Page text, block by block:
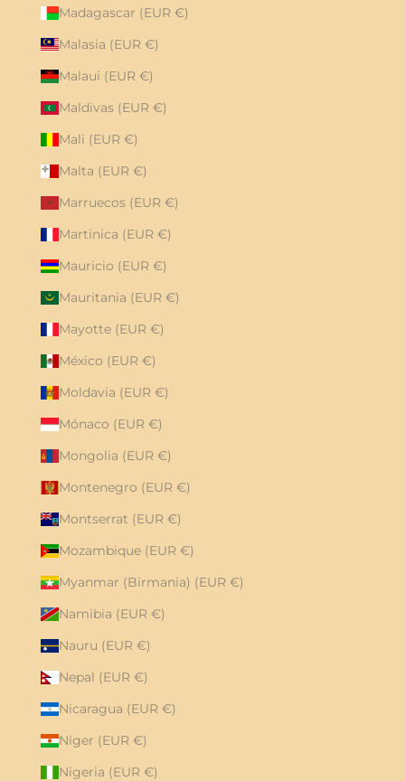
Madagascar (EUR €)
Malasia (EUR €)
Malaui (EUR €)
Maldivas (EUR €)
Mali (EUR €)
Malta (EUR €)
Marruecos (EUR €)
Martinica (EUR €)
Mauricio (EUR €)
Mauritania (EUR €)
Mayotte (EUR €)
México (EUR €)
Moldavia (EUR €)
Mónaco (EUR €)
Mongolia (EUR €)
Montenegro (EUR €)
Montserrat (EUR €)
Mozambique (EUR €)
Myanmar (Birmania) (EUR €)
Namibia (EUR €)
Nauru (EUR €)
Nepal (EUR €)
Nicaragua (EUR €)
Níger (EUR €)
Nigeria (EUR €)